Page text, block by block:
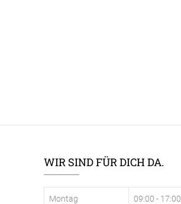
WIR SIND FÜR DICH DA.
Montag 09:00 - 17:00